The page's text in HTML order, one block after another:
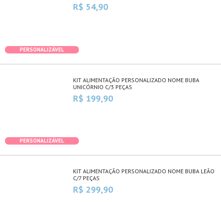
R$ 54,90
PERSONALIZÁVEL
KIT ALIMENTAÇÃO PERSONALIZADO NOME BUBA
UNICÓRNIO C/3 PEÇAS
R$ 199,90
PERSONALIZÁVEL
KIT ALIMENTAÇÃO PERSONALIZADO NOME BUBA LEÃO
C/7 PEÇAS
R$ 299,90